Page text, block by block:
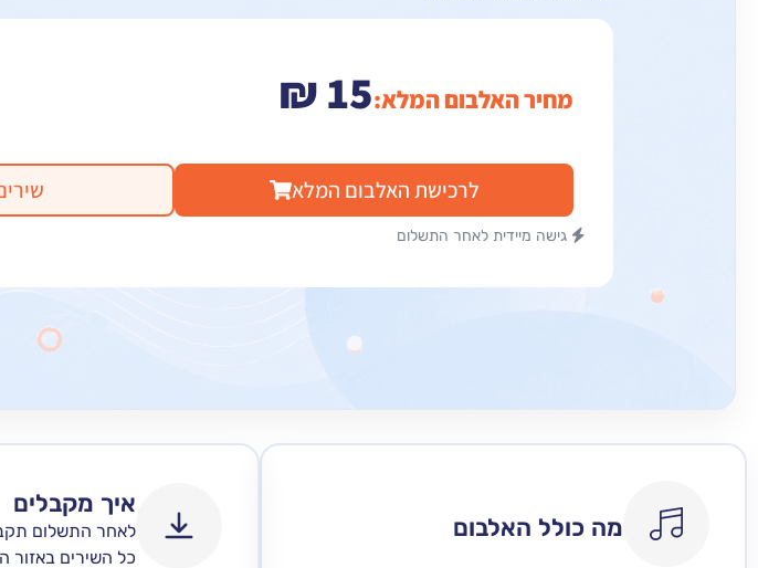
מחיר האלבום המלא: ₪15
לרכישת האלבום המלא
גישה מיידית לאחר התשלום
מה כולל האלבום
איך מקבלים
לאחר התשלום
כל השירים באזור